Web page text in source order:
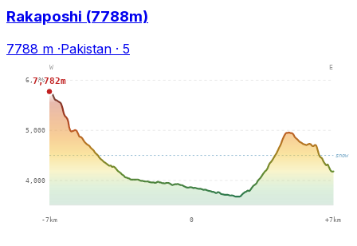
Rakaposhi (7788m)
7788 m ·Pakistan · 5